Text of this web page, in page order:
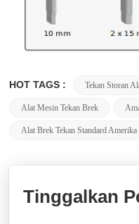
HOT TAGS : Tekan Storan
Alat Mesin Tekan Brek
Alat Brek Tekan Standard Amerika
Tinggalkan